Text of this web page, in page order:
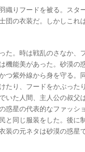
織りフードを被る。スタ
団の衣装だ。しかしこれ
た。時は戦乱のさなか、
機能美があった。砂漠の
つ紫外線から身を守る。
たり、フードをかぶった
いた人間、主人公の叔父
惑星の代表的なファッシ
と同じ服装をした。後に
装の元ネタは砂漠の惑星